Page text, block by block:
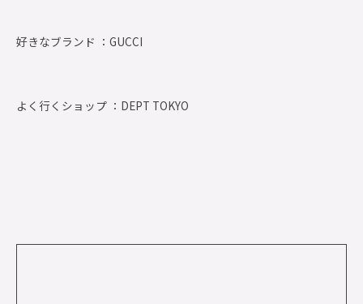
好きなブランド ： GUCCI
よく行くショップ ： DEPT TOKYO